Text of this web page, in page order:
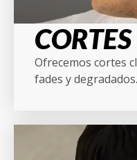
CORTES
Ofrecemos cortes
fades y degradados.